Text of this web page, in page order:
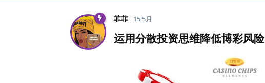
菲菲 15 5月
运用分散投资思维降低博彩风险